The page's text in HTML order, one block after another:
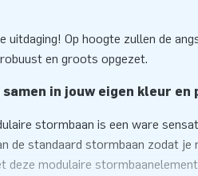
uitdaging! Op hoogte zullen de
en groots opgezet.
in jouw eigen kleur en
stormbaan is een ware
de standaard stormbaan zodat je
deze modulaire